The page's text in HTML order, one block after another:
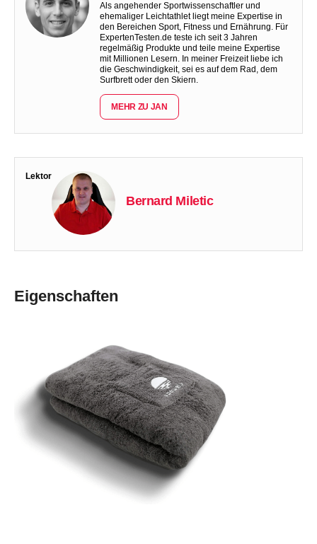
Als angehender Sportwissenschaftler und
ehemaliger Leichtathlet liegt meine Expertise in
den Bereichen Sport, Fitness und Ernährung. Für
ExpertenTesten.de teste ich seit 3 Jahren
regelmäßig Produkte und teile meine Expertise
mit Millionen Lesern. In meiner Freizeit liebe ich
die Geschwindigkeit, sei es auf dem Rad, dem
Surfbrett oder den Skiern.
MEHR ZU JAN
Lektor
Bernard Miletic
Eigenschaften